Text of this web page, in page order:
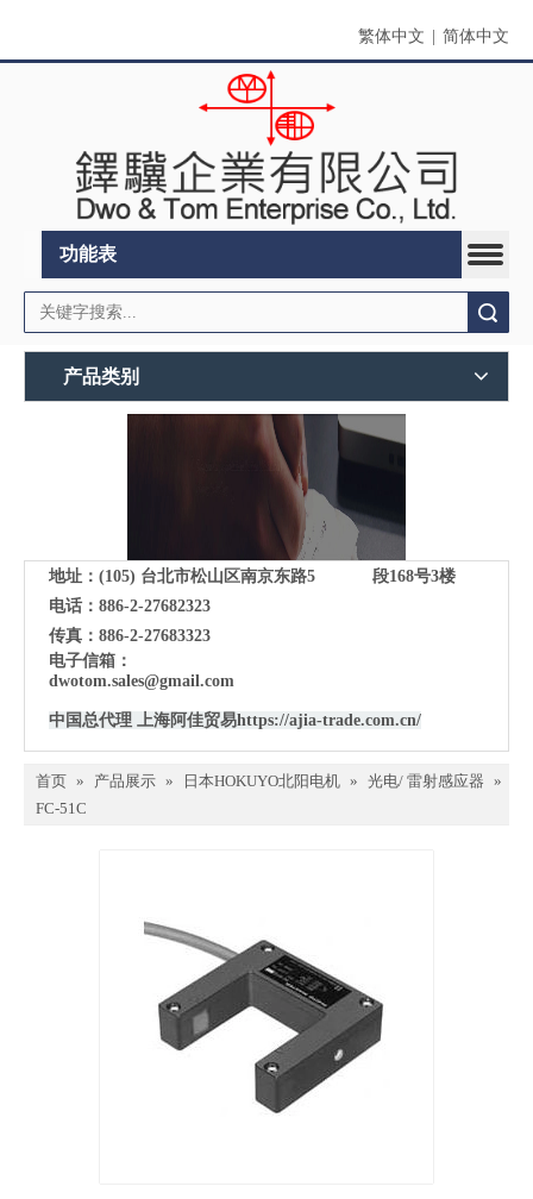
繁体中文 简体中文
功能表
产品类别
地址：(105) 台北市松山区南京东路5 段168号3楼
电话：886-2-27682323
传真：886-2-27683323
电子信箱：
dwotom.sales@gmail.com
中国总代理 上海阿佳贸易https://ajia-trade.com.cn/
首页 » 产品展示 » 日本HOKUYO北阳电机 » 光电/ 雷射感应器 »
FC-51C